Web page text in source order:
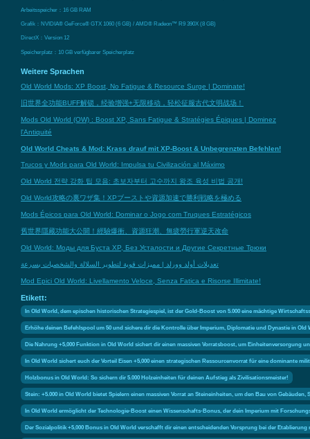
Arbeitsspeicher：16 GB RAM
Grafik：NVIDIA® GeForce® GTX 1060 (6 GB) / AMD® Radeon™ R9 390X (8 GB)
DirectX：Version 12
Speicherplatz：10 GB verfügbarer Speicherplatz
Weitere Sprachen
Old World Mods: XP Boost, No Fatigue & Resource Surge | Dominate!
旧世界全功能BUFF解锁，经验增强+无限移动，轻松征服古代文明战场！
Mods Old World (OW) : Boost XP, Sans Fatigue & Stratégies Épiques | Dominez
l'Antiquité
Old World Cheats & Mod: Krass drauf mit XP-Boost & Unbegrenzten Befehlen!
Trucos y Mods para Old World: Impulsa tu Civilización al Máximo
Old World 전략 강화 팁 모음: 초보자부터 고수까지 왕조 육성 비법 공개!
Old World攻略の裏ワザ集！XPブーストや資源加速で勝利戦略を極める
Mods Épicos para Old World: Dominar o Jogo com Truques Estratégicos
舊世界隱藏功能大公開！經驗爆衝、資源狂潮、無疲勞行軍逆天改命
Old World: Моды для Буста XP, Без Усталости и Другие Секретные Трюки
تعديلات أولد وورلد | مميزات قوية لتطوير السلالة والشخصيات بسرعة
Mod Epici Old World: Livellamento Veloce, Senza Fatica e Risorse Illimitate!
Etikett:
In Old World, dem epischen historischen Strategiespiel, ist der Gold-Boost von 5.000 eine mächtige
Erhöhe deinen Befehlspool um 50 und sichere dir die Kontrolle über Imperium, Diplomatie und Dynastie in Old
Die Nahrung +5,000 Funktion in Old World sichert dir einen massiven Vorratsboost, um Einheitenversorgung
In Old World sichert euch der Vorteil Eisen +5,000 einen strategischen Ressourcenvorrat für eine dominante
Holzbonus in Old World: So sichern dir 5.000 Holzeinheiten für deinen Aufstieg als Zivilisationsmeister!
Stein: +5.000 in Old World bietet Spielern einen massiven Vorrat an Steineinheiten, um den Bau von
In Old World ermöglicht der Technologie-Boost einen Wissenschafts-Bonus, der dein Imperium mit
Der Sozialpolitik +5,000 Bonus in Old World verschafft dir einen entscheidenden Vorsprung bei der